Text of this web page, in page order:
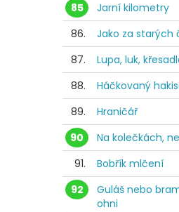
85
Jarní kilometry
86.
Jako za starých
87.
Lupa, luk,
88.
Háčkovaný
89.
Hraničář
90
Na kolečkách,
91.
Bobřík mlčení
92
Guláš nebo
ohni